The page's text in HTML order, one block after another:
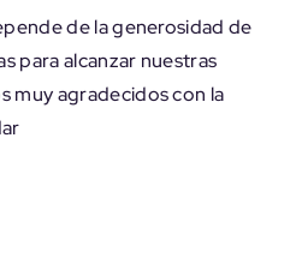
de la generosidad de
para alcanzar nuestras
muy agradecidos con la